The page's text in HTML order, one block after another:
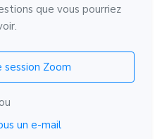
que vous pourriez
session Zoom
ou
un e-mail